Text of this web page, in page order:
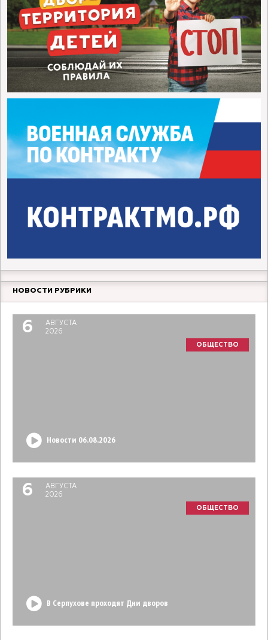
НОВОСТИ РУБРИКИ
6
АВГУСТА
2026
ОБЩЕСТВО
Новости 06.08.2026
6
АВГУСТА
2026
ОБЩЕСТВО
В Серпухове проходят Дни дворов